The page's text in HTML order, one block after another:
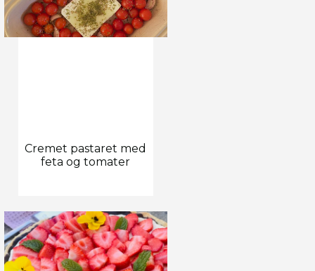
Cremet pastaret med
feta og tomater